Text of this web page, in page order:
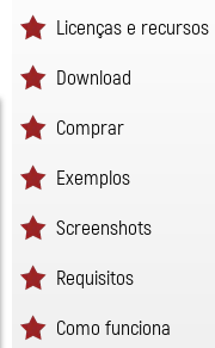
Licenças e recursos
Download
Comprar
Exemplos
Screenshots
Requisitos
Como funciona